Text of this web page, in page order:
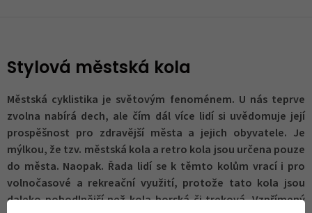
Stylová městská kola
Městská cyklistika je světovým fenoménem. U nás teprve
zvolna nabírá dech, ale čím dál více lidí si uvědomuje její
prospěšnost pro zdravější města a jejich obyvatele. Je
mýlkou, že tzv. městská kola a retro kola jsou určena pouze
do města. Naopak. Řada lidí se k těmto kolům vrací i pro
volnočasové a rekreační využití, protože tato kola jsou
daleko pohodlnější než kola horská či treková. Vzpřímený